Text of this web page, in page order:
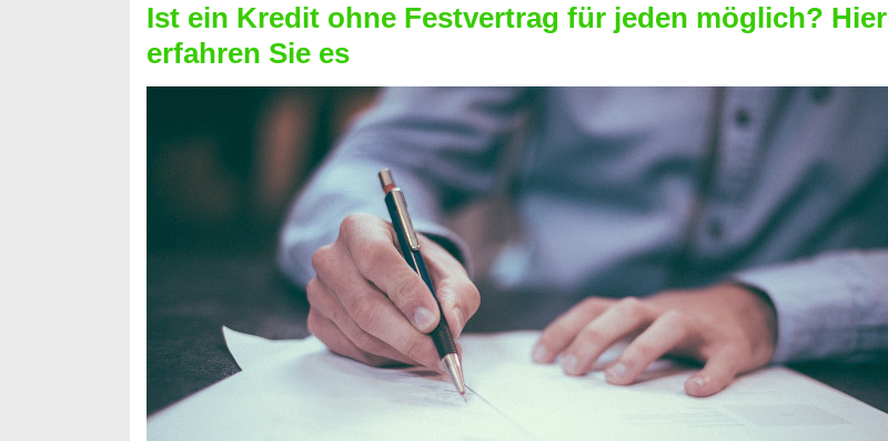
Prepaid
ist
nicht
Ist ein Kredit ohne Festvertrag für jeden möglich? Hier
erfahren Sie es